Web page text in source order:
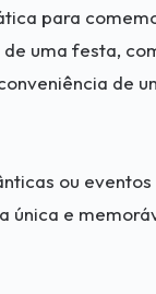
para
uma festa,
de
ou
e